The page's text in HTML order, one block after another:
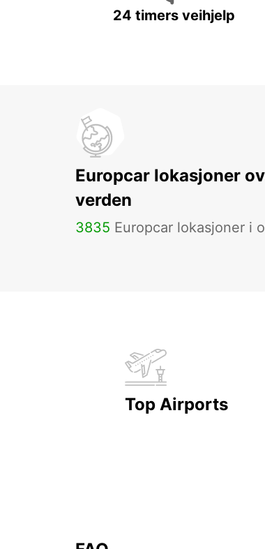
24 timers veihjelp
Europcar lokasjoner
verden
3835 Europcar lokasjoner i
Top Airports